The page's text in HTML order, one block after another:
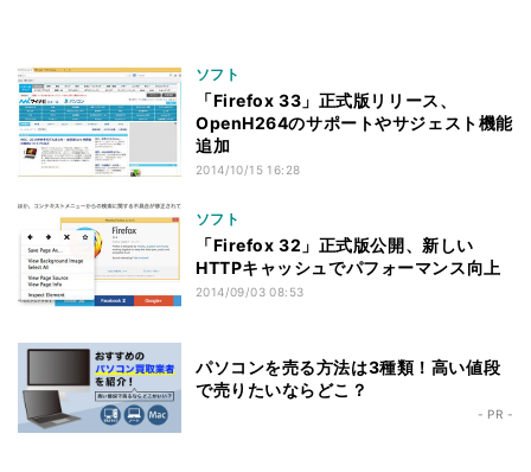
ソフト
「Firefox 33」正式版リリース、
OpenH264のサポートやサジェスト機能
追加
2014/10/15 16:28
ソフト
「Firefox 32」正式版公開、新しい
HTTPキャッシュでパフォーマンス向上
2014/09/03 08:53
パソコンを売る方法は3種類！高い値段
で売りたいならどこ？
- PR -